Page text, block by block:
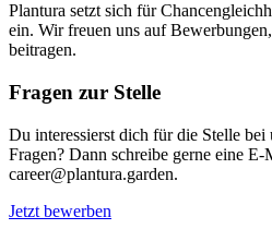
Plantura setzt sich für
ein. Wir freuen uns auf
beitragen.
Fragen zur Stelle
Du interessierst dich für die Stelle bei
Fragen? Dann schreibe gerne eine
career@plantura.garden.
Jetzt bewerben